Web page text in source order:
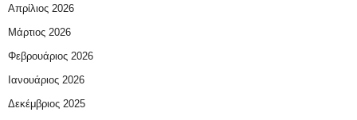
Απρίλιος 2026
Μάρτιος 2026
Φεβρουάριος 2026
Ιανουάριος 2026
Δεκέμβριος 2025